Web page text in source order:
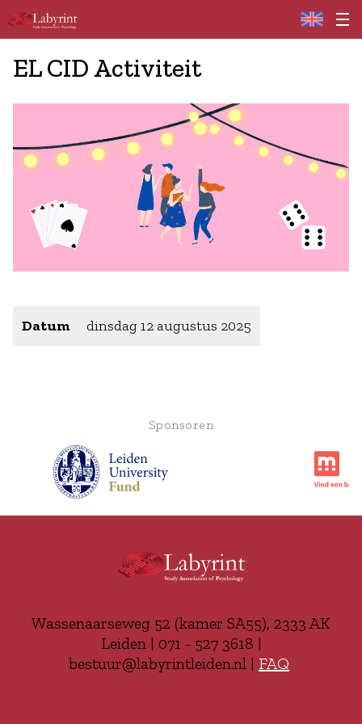
Home
EL CID Activiteit
Datum dinsdag 12 augustus 2025
Sponsoren
Wassenaarseweg 52 (kamer SA55), 2333 AK
Leiden | 071 - 527 3618 |
bestuur@labyrintleiden.nl | FAQ